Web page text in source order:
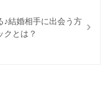
♪結婚相手に出会う方
クとは？